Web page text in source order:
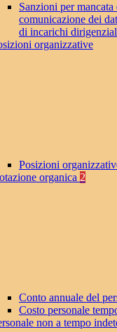
Sanzioni per
comunicazione dei
di incarichi
organizzative
Posizioni
organica 2
Conto annuale del
Costo personale
non a tempo